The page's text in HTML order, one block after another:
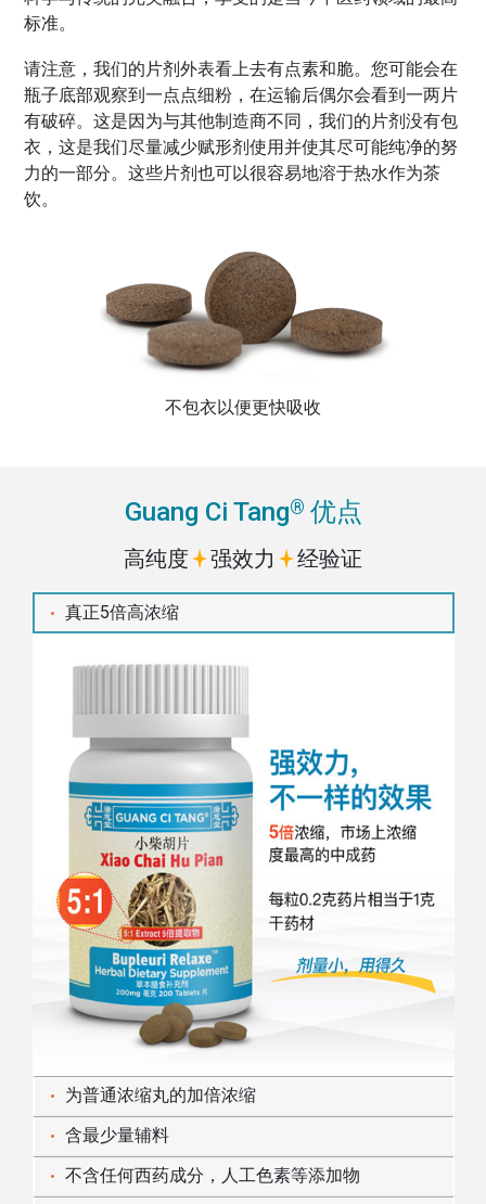
不包衣以便更快吸收
标准。
请注意，我们的片剂外表看上去有点素和脆。您可能会在
瓶子底部观察到一点点细粉，在运输后偶尔会看到一两片
有破碎。这是因为与其他制造商不同，我们的片剂没有包
衣，这是我们尽量减少赋形剂使用并使其尽可能纯净的努
力的一部分。这些片剂也可以很容易地溶于热水作为茶
饮。
Guang Ci Tang® 优点
高纯度 强效力 经验证
真正5倍高浓缩
为普通浓缩丸的加倍浓缩
含最少量辅料
不含任何西药成分，人工色素等添加物